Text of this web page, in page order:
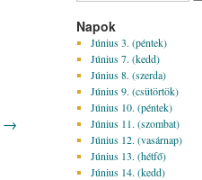
→
Napok
Június 3. (péntek)
Június 7. (kedd)
Június 8. (szerda)
Június 9. (csütörtök)
Június 10. (péntek)
Június 11. (szombat)
Június 12. (vasárnap)
Június 13. (hétfő)
Június 14. (kedd)